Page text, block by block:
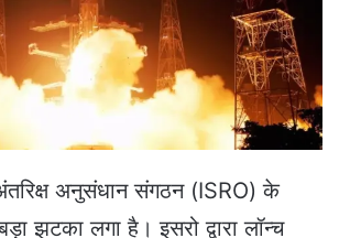
अनुसंधान संगठन (ISRO) के
झटका लगा है। इसरो द्वारा लॉन्च